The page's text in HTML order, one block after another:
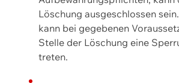
Löschung ausgeschlossen
kann bei gegebenen
Stelle der Löschung eine
treten.